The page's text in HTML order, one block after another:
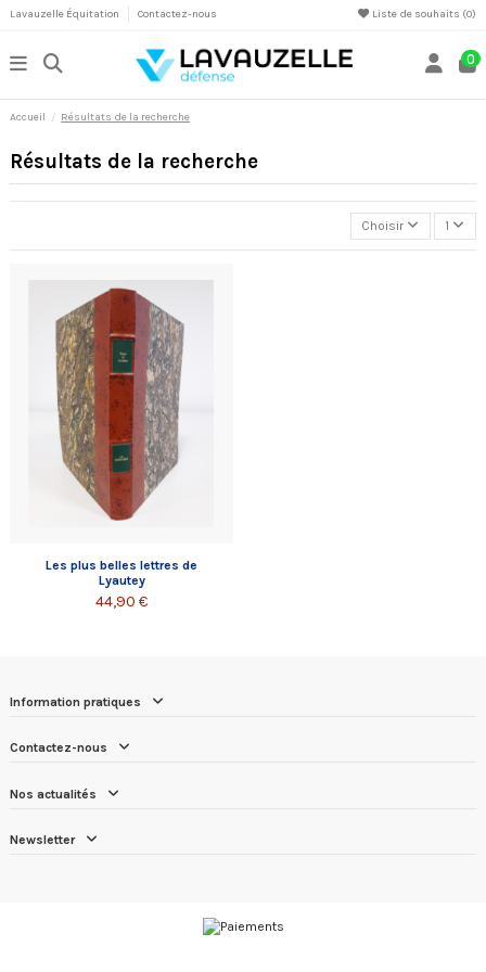
Lavauzelle Équitation Contactez-nous Liste de souhaits (0)
0
Accueil Résultats de la recherche
Résultats de la recherche
Choisir 1
Les plus belles lettres de
Lyautey
44,90 €
Information pratiques
Contactez-nous
Nos actualités
Newsletter